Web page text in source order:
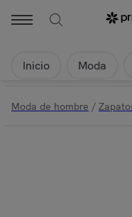
Inicio Moda
Moda de hombre /